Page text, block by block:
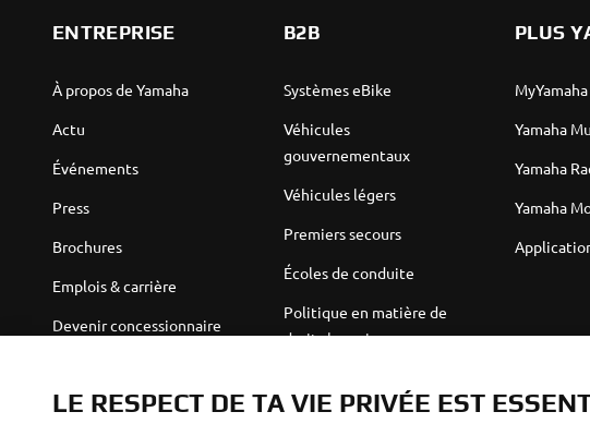
ENTREPRISE
À propos de Yamaha
Actu
Événements
Press
Brochures
Emplois & carrière
Devenir concessionnaire
base
B2B
Systèmes eBike
Véhicules
gouvernementaux
Véhicules légers
Premiers secours
Écoles de conduite
Politique en matière de
droits humains
Partenariats
PLUS
MyYamaha
Yamaha
Yamaha
Yamaha
LE RESPECT DE TA VIE PRIVÉE EST